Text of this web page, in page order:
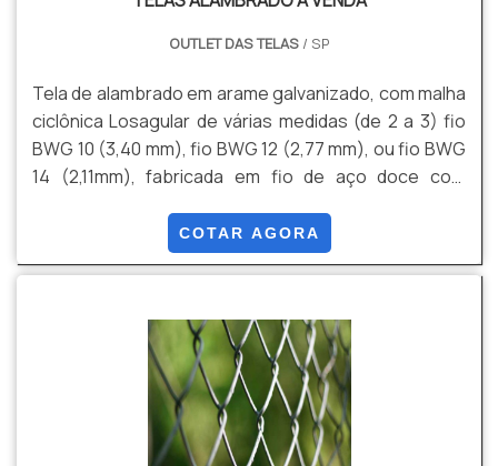
OUTLET DAS TELAS/ SP
Tela de alambrado em arame galvanizado, com malha
ciclônica Losagular de várias medidas (de 2 a 3) fio
BWG 10 (3,40 mm), fio BWG 12 (2,77 mm), ou fio BWG
14 (2,11mm), fabricada em fio de aço doce com
acordo com a NBR 5589, galvanizado por imersão em
banho de zinco antes de tecer a malha, com uma
NBR 6331, com acabamento lateral de pontas
COTAR AGORA